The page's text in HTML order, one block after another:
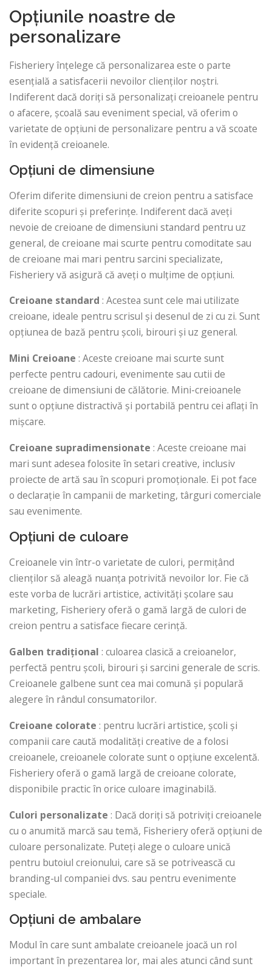
Opțiunile noastre de
personalizare
Fisheriery înțelege că personalizarea este o parte
esențială a satisfacerii nevoilor clienților noștri.
Indiferent dacă doriți să personalizați creioanele pentru
o afacere, școală sau eveniment special, vă oferim o
varietate de opțiuni de personalizare pentru a vă scoate
în evidență creioanele.
Opțiuni de dimensiune
Oferim diferite dimensiuni de creion pentru a satisface
diferite scopuri și preferințe. Indiferent dacă aveți
nevoie de creioane de dimensiuni standard pentru uz
general, de creioane mai scurte pentru comoditate sau
de creioane mai mari pentru sarcini specializate,
Fisheriery vă asigură că aveți o mulțime de opțiuni.
Creioane standard : Acestea sunt cele mai utilizate
creioane, ideale pentru scrisul și desenul de zi cu zi. Sunt
opțiunea de bază pentru școli, birouri și uz general.
Mini Creioane : Aceste creioane mai scurte sunt
perfecte pentru cadouri, evenimente sau cutii de
creioane de dimensiuni de călătorie. Mini-creioanele
sunt o opțiune distractivă și portabilă pentru cei aflați în
mișcare.
Creioane supradimensionate : Aceste creioane mai
mari sunt adesea folosite în setari creative, inclusiv
proiecte de artă sau în scopuri promoționale. Ei pot face
o declarație în campanii de marketing, târguri comerciale
sau evenimente.
Opțiuni de culoare
Creioanele vin într-o varietate de culori, permițând
clienților să aleagă nuanța potrivită nevoilor lor. Fie că
este vorba de lucrări artistice, activități școlare sau
marketing, Fisheriery oferă o gamă largă de culori de
creion pentru a satisface fiecare cerință.
Galben tradițional : culoarea clasică a creioanelor,
perfectă pentru școli, birouri și sarcini generale de scris.
Creioanele galbene sunt cea mai comună și populară
alegere în rândul consumatorilor.
Creioane colorate : pentru lucrări artistice, școli și
companii care caută modalități creative de a folosi
creioanele, creioanele colorate sunt o opțiune excelentă.
Fisheriery oferă o gamă largă de creioane colorate,
disponibile practic în orice culoare imaginabilă.
Culori personalizate : Dacă doriți să potriviți creioanele
cu o anumită marcă sau temă, Fisheriery oferă opțiuni de
culoare personalizate. Puteți alege o culoare unică
pentru butoiul creionului, care să se potrivească cu
branding-ul companiei dvs. sau pentru evenimente
speciale.
Opțiuni de ambalare
Modul în care sunt ambalate creioanele joacă un rol
important în prezentarea lor, mai ales atunci când sunt